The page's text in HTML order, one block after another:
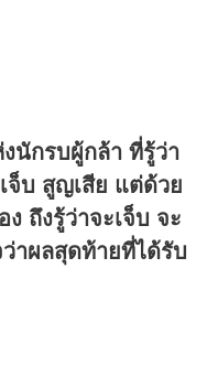
นักรบผู้กล้า ที่รู้ว่า
จ็บ สูญเสีย แต่ด้วย
ถึงรู้ว่าจะเจ็บ จะ
าผลสุดท้ายที่ได้รับ